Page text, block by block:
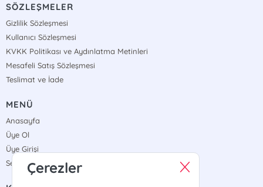
SÖZLEŞMELER
Gizlilik Sözleşmesi
Kullanıcı Sözleşmesi
KVKK Politikası ve Aydınlatma Metinleri
Mesafeli Satış Sözleşmesi
Teslimat ve İade
MENÜ
Anasayfa
Üye Ol
Üye Girişi
SepetimÇerezler